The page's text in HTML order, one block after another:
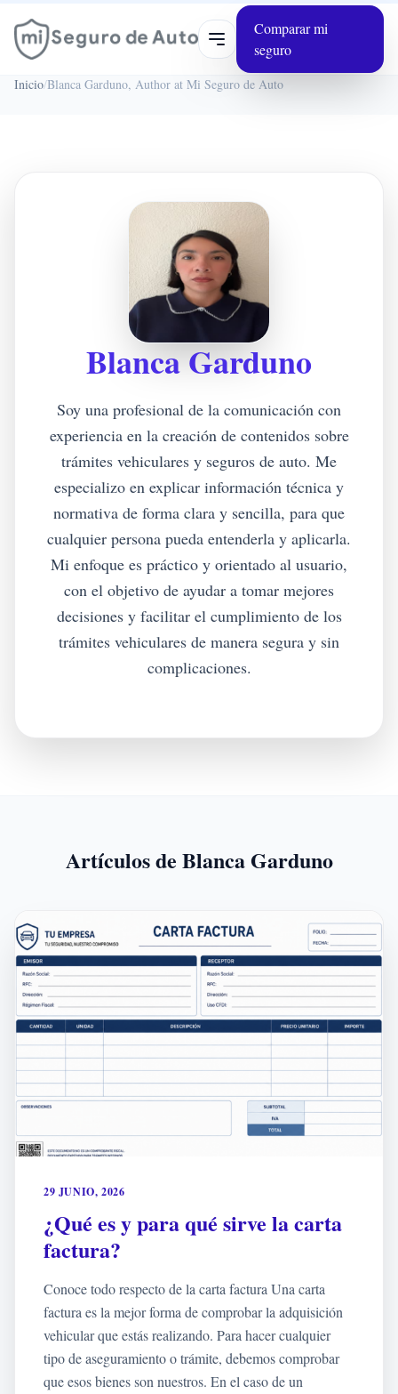
Abrir menú
Comparar mi
seguro
Inicio/Blanca Garduno, Author at Mi Seguro de Auto
Blanca Garduno
Soy una profesional de la comunicación con
experiencia en la creación de contenidos sobre
trámites vehiculares y seguros de auto. Me
especializo en explicar información técnica y
normativa de forma clara y sencilla, para que
cualquier persona pueda entenderla y aplicarla.
Mi enfoque es práctico y orientado al usuario,
con el objetivo de ayudar a tomar mejores
decisiones y facilitar el cumplimiento de los
trámites vehiculares de manera segura y sin
complicaciones.
Artículos de Blanca Garduno
29 JUNIO, 2026
¿Qué es y para qué sirve la carta
factura?
Conoce todo respecto de la carta factura Una carta
factura es la mejor forma de comprobar la adquisición
vehicular que estás realizando. Para hacer cualquier
tipo de aseguramiento o trámite, debemos comprobar
que esos bienes son nuestros. En el caso de un